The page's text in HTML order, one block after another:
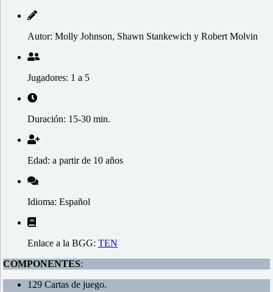
Autor: Molly Johnson, Shawn Stankewich y Robert Molvin
Jugadores: 1 a 5
Duración: 15-30 min.
Edad: a partir de 10 años
Idioma: Español
Enlace a la BGG: TEN
COMPONENTES:
129 Cartas de juego.